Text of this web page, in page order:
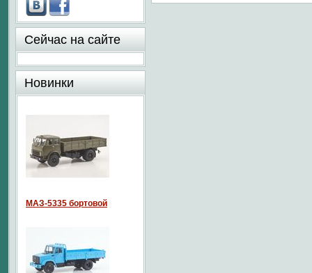
Сейчас на сайте
Новинки
МАЗ-5335 бортовой